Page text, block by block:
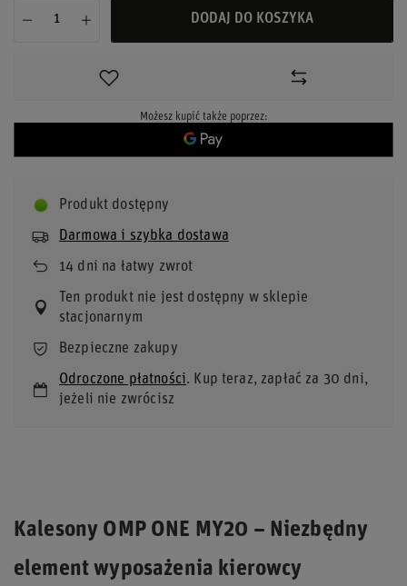
DODAJ DO KOSZYKA
Możesz kupić także poprzez:
Produkt dostępny
Darmowa i szybka dostawa
14 dni na łatwy zwrot
Ten produkt nie jest dostępny w sklepie
stacjonarnym
Bezpieczne zakupy
Odroczone płatności. Kup teraz, zapłać za 30 dni,
jeżeli nie zwrócisz
Kalesony OMP ONE MY20 – Niezbędny
element wyposażenia kierowcy